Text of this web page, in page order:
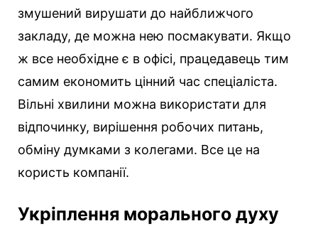
змушений вирушати до найближчого
закладу, де можна нею посмакувати. Якщо
ж все необхідне є в офісі, працедавець тим
самим економить цінний час спеціаліста.
Вільні хвилини можна використати для
відпочинку, вирішення робочих питань,
обміну думками з колегами. Все це на
користь компанії.
Укріплення морального духу